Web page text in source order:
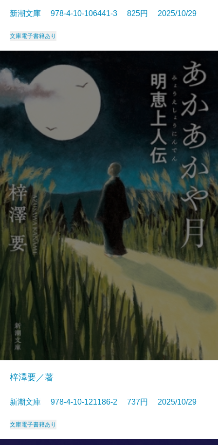
新潮文庫 978-4-10-106441-3 825円 2025/10/29
文庫電子書籍あり
梓澤要／著
新潮文庫 978-4-10-121186-2 737円 2025/10/29
文庫電子書籍あり